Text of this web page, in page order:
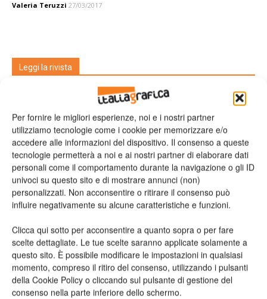
Per fornire le migliori esperienze, noi e i nostri partner
utilizziamo tecnologie come i cookie per memorizzare e/o
accedere alle informazioni del dispositivo. Il consenso a queste
tecnologie permetterà a noi e ai nostri partner di elaborare dati
personali come il comportamento durante la navigazione o gli ID
univoci su questo sito e di mostrare annunci (non)
personalizzati. Non acconsentire o ritirare il consenso può
influire negativamente su alcune caratteristiche e funzioni.
Clicca qui sotto per acconsentire a quanto sopra o per fare
scelte dettagliate. Le tue scelte saranno applicate solamente a
questo sito. È possibile modificare le impostazioni in qualsiasi
momento, compreso il ritiro del consenso, utilizzando i pulsanti
della Cookie Policy o cliccando sul pulsante di gestione del
consenso nella parte inferiore dello schermo.
Valeria Teruzzi 27/03/2017
Leggi la rivista
n.2 - Giugno 2026 n.1 - Maggio 2026 n.6 - Dicembre 2025
Edicola Web
Iscriviti alla newsletter